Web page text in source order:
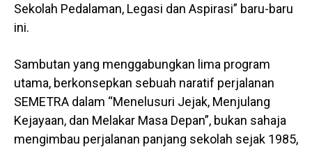
Sekolah Pedalaman, Legasi dan Aspirasi” baru-baru
ini.
Sambutan yang menggabungkan lima program
utama, berkonsepkan sebuah naratif perjalanan
SEMETRA dalam “Menelusuri Jejak, Menjulang
Kejayaan, dan Melakar Masa Depan”, bukan sahaja
mengimbau perjalanan panjang sekolah sejak 1985,